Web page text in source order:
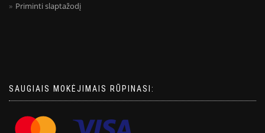
Priminti slaptažodį
SAUGIAIS MOKĖJIMAIS RŪPINASI: